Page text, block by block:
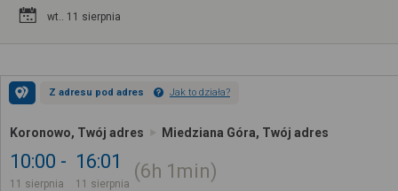
wt.. 11 sierpnia
Z adresu pod adres Jak to działa?
Koronowo, Twój adres Miedziana Góra, Twój adres
10:00
11 sierpnia
16:01
11 sierpnia
6h 1min